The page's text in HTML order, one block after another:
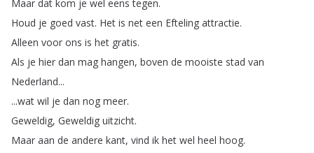
Maar dat kom je wel eens tegen.
Houd je goed vast. Het is net een Efteling attractie.
Alleen voor ons is het gratis.
Als je hier dan mag hangen, boven de mooiste stad van
Nederland...
...wat wil je dan nog meer.
Geweldig, Geweldig uitzicht.
Maar aan de andere kant, vind ik het wel heel hoog.